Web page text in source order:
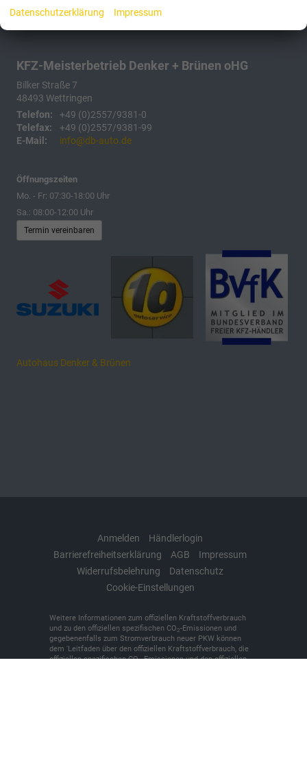
KFZ-Meisterbetrieb Denker + Brünen oHG
Bilker Straße 7
48493 Wettringen
Telefon:
+49 (0)2557/9381-0
Telefax:
+49 (0)2557/9381-99
E-Mail:
info@db-auto.de
Öffnungszeiten
Mo. - Fr: 07:30-18:00 Uhr
Sa.: 08:00-12:00 Uhr
Termin vereinbaren
Autohaus Denker & Brünen
Anmelden
Händlerlogin
Barrierefreiheitserklärung
AGB
Impressum
Widerrufsbelehrung
Datenschutz
Cookie-Einstellungen
Weitere Informationen zum offiziellen Kraftstoffverbrauch
und zu den offiziellen spezifischen CO2-Emissionen und
gegebenenfalls zum Stromverbrauch neuer PKW können
dem 'Leitfaden über den offiziellen Kraftstoffverbrauch, die
offiziellen spezifischen CO -Emissionen und den offiziellen
Datenschutzerklärung Impressum